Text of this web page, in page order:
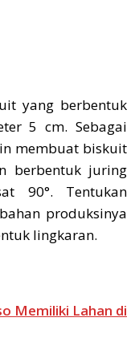
yang berbentuk
5 cm. Sebagai
membuat biskuit
berbentuk juring
90°. Tentukan
produksinya
lingkaran.
Memiliki Lahan di